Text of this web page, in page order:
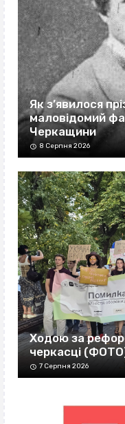
Як з’явилося
маловідомий
Черкащини
8 Серпня 2026
Ходою за
черкасці
7 Серпня 2026